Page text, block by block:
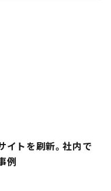
イトを刷新。社内で
例